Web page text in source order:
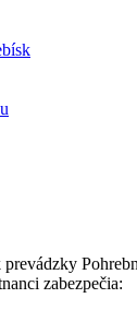
zabezpečia: